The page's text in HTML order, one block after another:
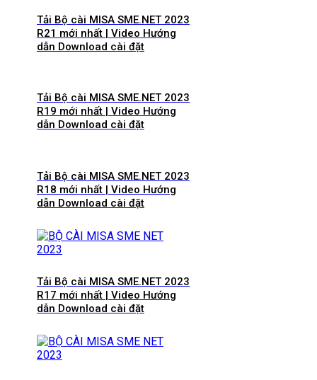
Tải Bộ cài MISA SME.NET 2023
R21 mới nhất | Video Hướng
dẫn Download cài đặt
Tải Bộ cài MISA SME.NET 2023
R19 mới nhất | Video Hướng
dẫn Download cài đặt
Tải Bộ cài MISA SME.NET 2023
R18 mới nhất | Video Hướng
dẫn Download cài đặt
Tải Bộ cài MISA SME.NET 2023
R17 mới nhất | Video Hướng
dẫn Download cài đặt